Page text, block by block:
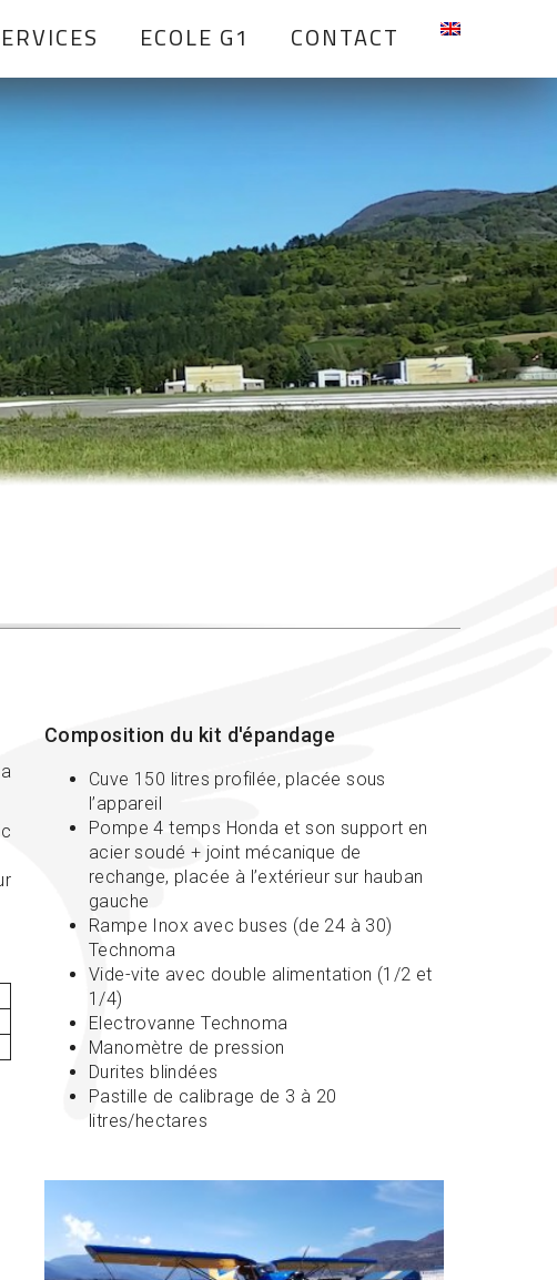
ECOLE G1 CONTACT
Composition du kit d'épandage
Cuve 150 litres profilée, placée sous
l’appareil
Pompe 4 temps Honda et son support en
acier soudé + joint mécanique de
rechange, placée à l’extérieur sur hauban
gauche
Rampe Inox avec buses (de 24 à 30)
Technoma
Vide-vite avec double alimentation (1/2 et
1/4)
Electrovanne Technoma
Manomètre de pression
Durites blindées
Pastille de calibrage de 3 à 20
litres/hectares